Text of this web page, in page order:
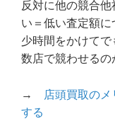
反対に他の競合
い＝低い査定額
少時間をかけて
数店で競わせるの
→
店頭買取の
する